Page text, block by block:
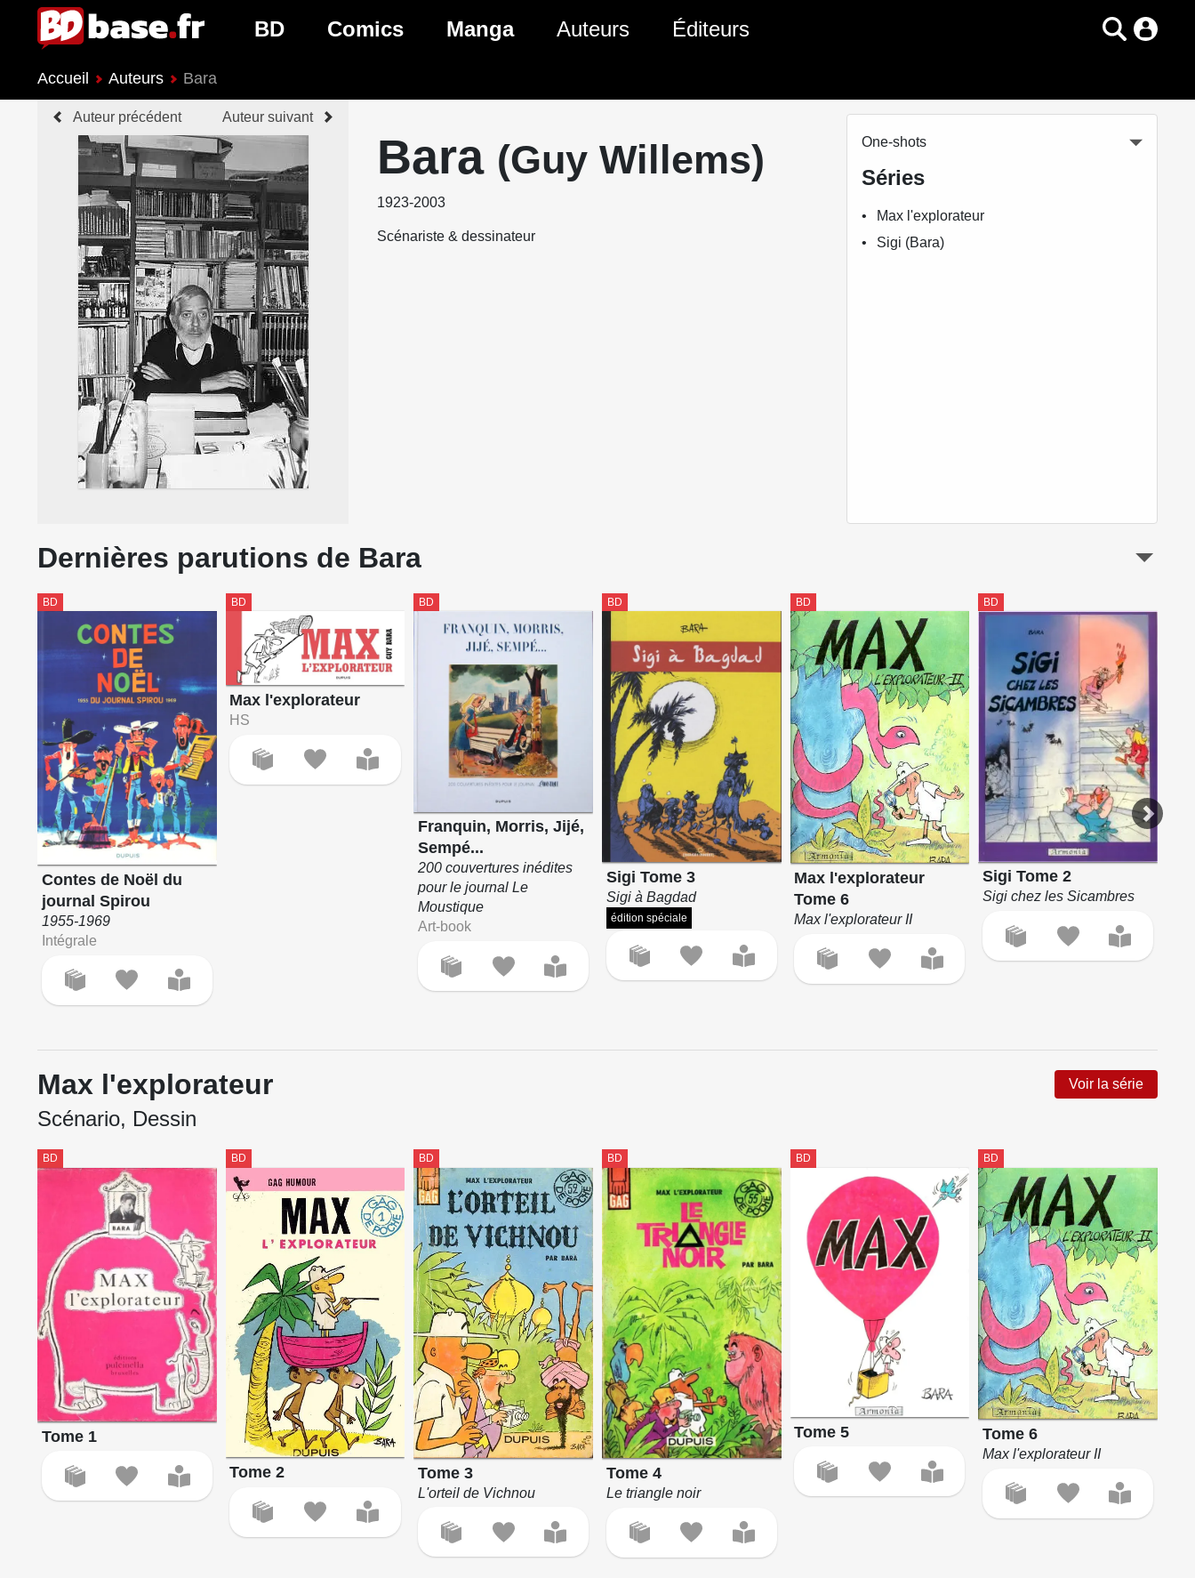
BD
Prochaines sorties BD
Genres BD
Comics
Genres Comics
Manga
Genres Manga
Auteurs Éditeurs
Accueil Auteurs Bara
Auteur précédent Auteur suivant
Bara (Guy Willems)
1923-2003
Scénariste & dessinateur
One-shots
Séries
Max l'explorateur
Sigi (Bara)
Dernières parutions de Bara
BD
Contes de Noël du
journal Spirou
1955-1969
Intégrale
BD
Max l'explorateur
HS
BD
Franquin, Morris, Jijé,
Sempé...
200 couvertures inédites
pour le journal Le
Moustique
Art-book
BD
Sigi Tome 3
Sigi à Bagdad
édition spéciale
BD
Max l'explorateur
Tome 6
Max l'explorateur II
BD
Sigi Tome 2
Sigi chez les Sicambres
Max l'explorateur Voir la série
Scénario, Dessin
BD
Tome 1
BD
Tome 2
BD
Tome 3
L'orteil de Vichnou
BD
Tome 4
Le triangle noir
BD
Tome 5
BD
Tome 6
Max l'explorateur II